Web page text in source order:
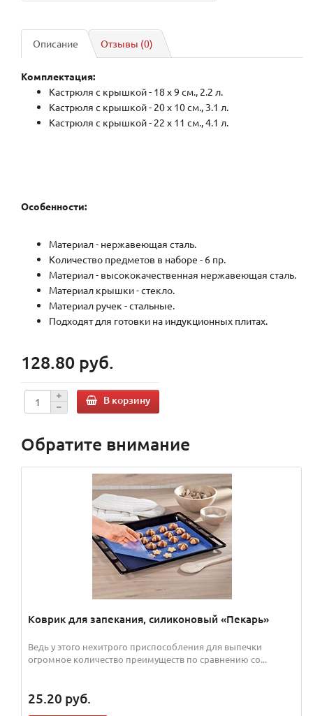
Описание Отзывы (0)
Комплектация:
Кастрюля с крышкой - 18 х 9 см., 2.2 л.
Кастрюля с крышкой - 20 х 10 см., 3.1 л.
Кастрюля с крышкой - 22 х 11 см., 4.1 л.
Особенности:
Материал - нержавеющая сталь.
Количество предметов в наборе - 6 пр.
Материал - высококачественная нержавеющая сталь.
Материал крышки - стекло.
Материал ручек - стальные.
Подходят для готовки на индукционных плитах.
128.80 руб.
В корзину
Обратите внимание
Коврик для запекания, силиконовый «Пекарь»
Ведь у этого нехитрого приспособления для выпечки
огромное количество преимуществ по сравнению со...
25.20 руб.